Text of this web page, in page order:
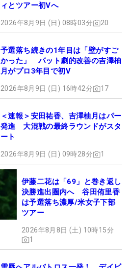
ィとツアー初Vへ
2026年8月9日 (日) 08時03分 20
予選落ち続きの1年目は「壁がすご
かった」 パット劇的改善の吉澤柚
月がプロ3年目で初V
2026年8月9日 (日) 16時42分 17
＜速報＞安田祐香、吉澤柚月はパー
発進 大混戦の最終ラウンドがスタ
ート
2026年8月9日 (日) 09時28分 1
伊藤二花は「69」と巻き返し
決勝進出圏内へ 谷田侑里香
は予選落ち濃厚/米女子下部
ツアー
2026年8月8日 (土) 10時15分
1